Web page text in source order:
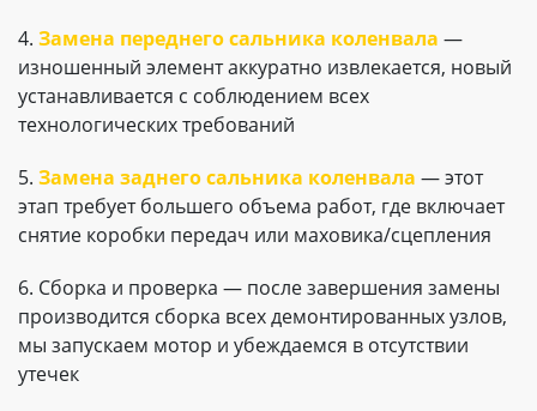
4. Замена переднего сальника коленвала —
изношенный элемент аккуратно извлекается, новый
устанавливается с соблюдением всех
технологических требований
5. Замена заднего сальника коленвала — этот
этап требует большего объема работ, где включает
снятие коробки передач или маховика/сцепления
6. Сборка и проверка — после завершения замены
производится сборка всех демонтированных узлов,
мы запускаем мотор и убеждаемся в отсутствии
утечек